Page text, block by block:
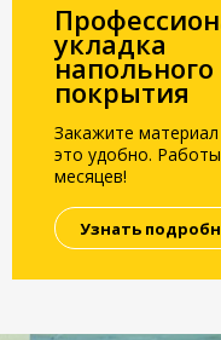
укладка
напольного
покрытия
Закажите
это удобно.
месяцев!
Узнать